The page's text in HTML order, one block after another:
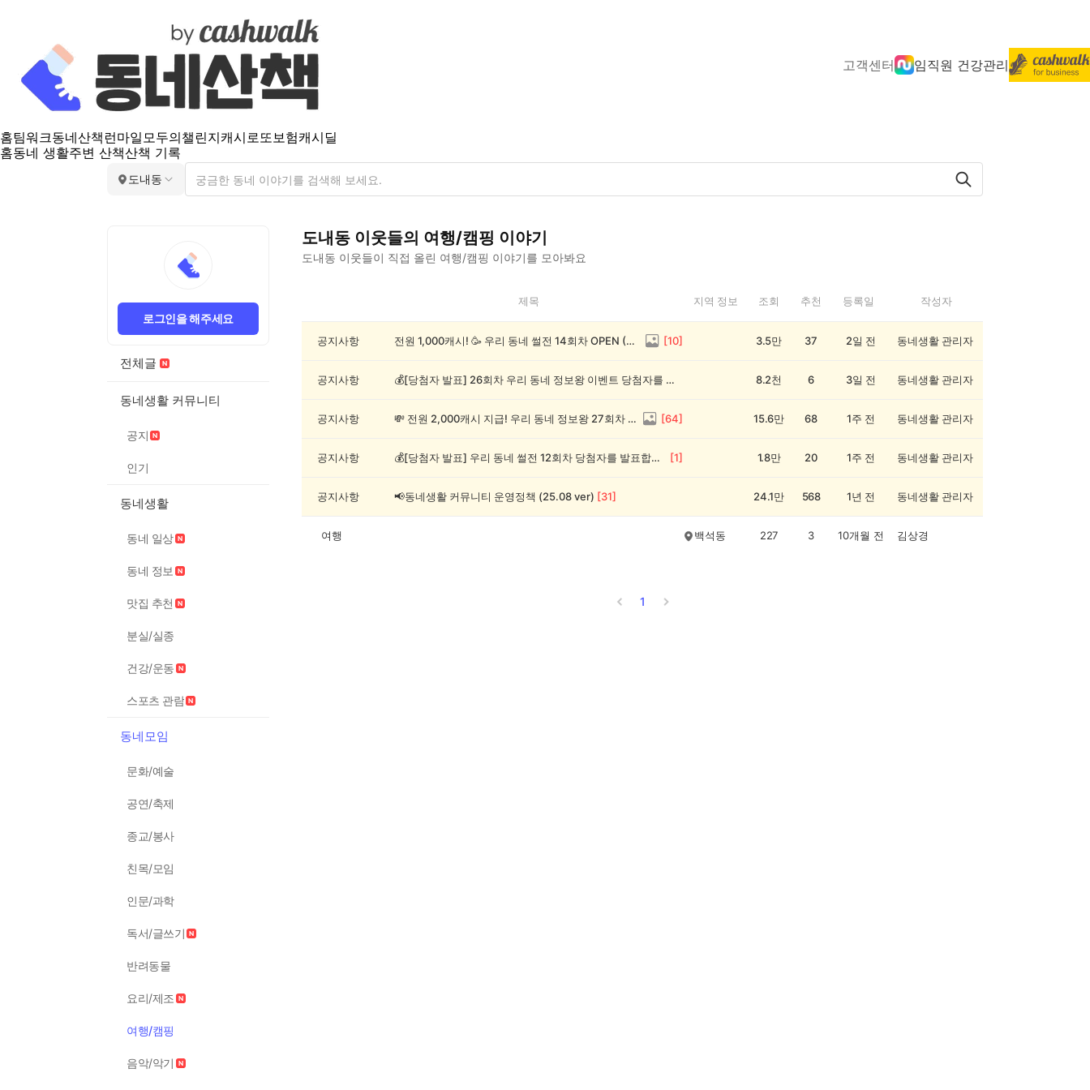
고객센터 임직원 건강관리
홈팀워크동네산책 런마일모두의챌린지캐시로또보험캐시딜
홈동네 생활주변 산책산책 기록
도내동
로그인을 해주세요
전체글
동네생활 커뮤니티
공지
인기
동네생활
동네 일상
동네 정보
맛집 추천
분실/실종
건강/운동
스포츠 관람
동네모임
문화/예술
공연/축제
종교/봉사
친목/모임
인문/과학
독서/글쓰기
반려동물
요리/제조
여행/캠핑
음악/악기
도내동 이웃들의 여행/캠핑 이야기
도내동 이웃들이 직접 올린 여행/캠핑 이야기를 모아봐요
동
제목 지역 정보 조회 추천 등록일 작성자
공지사항 전원 1,000캐시! 🥳 우리 동네 썰전 14회차 OPEN (~8/17) [10] 3.5만 37 2일 전 동네생활 관리자
공지사항 💰[당첨자 발표] 26회차 우리 동네 정보왕 이벤트 당첨자를 발표합니다! 8.2천 6 3일 전 동네생활 관리자
공지사항 💸 전원 2,000캐시 지급! 우리 동네 정보왕 27회차 (~8/10) [64] 15.6만 68 1주 전 동네생활 관리자
공지사항 💰[당첨자 발표] 우리 동네 썰전 12회차 당첨자를 발표합니다! [1] 1.8만 20 1주 전 동네생활 관리자
공지사항 📢동네생활 커뮤니티 운영정책 (25.08 ver) [31] 24.1만 568 1년 전 동네생활 관리자
여행 백석동 227 3 10개월 전 김상경
1